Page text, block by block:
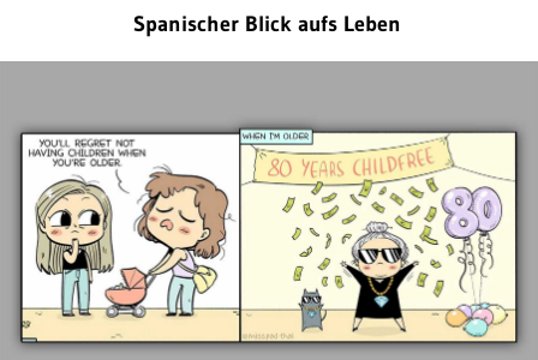
Spanischer Blick aufs Leben